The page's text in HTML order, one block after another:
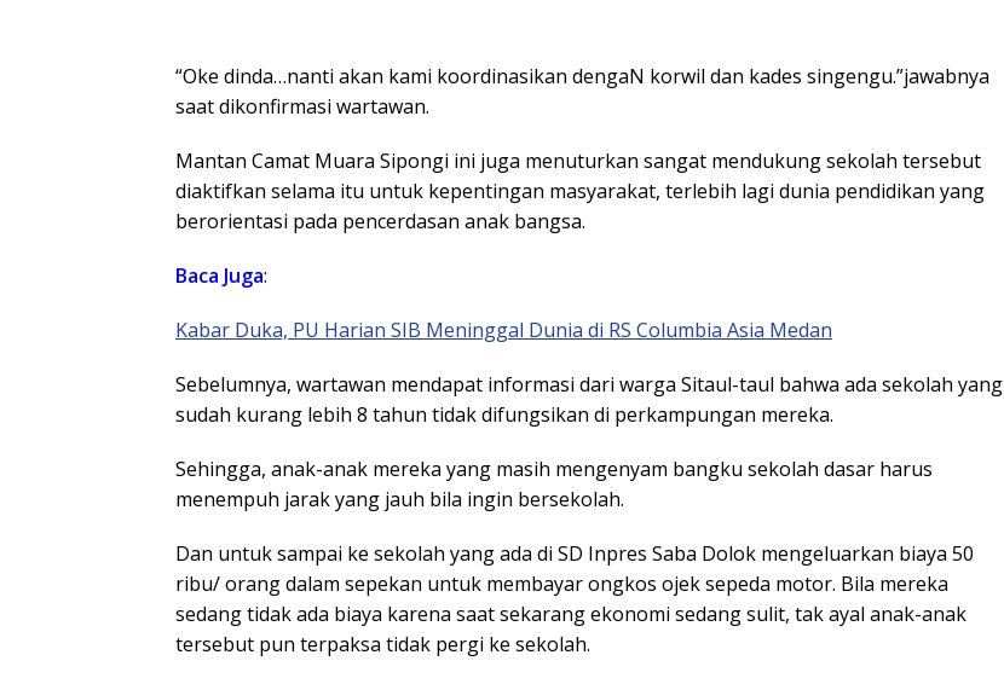
“Oke dinda…nanti akan kami koordinasikan dengaN korwil dan kades singengu.”jawabnya
saat dikonfirmasi wartawan.
Mantan Camat Muara Sipongi ini juga menuturkan sangat mendukung sekolah tersebut
diaktifkan selama itu untuk kepentingan masyarakat, terlebih lagi dunia pendidikan yang
berorientasi pada pencerdasan anak bangsa.
Baca Juga:
Kabar Duka, PU Harian SIB Meninggal Dunia di RS Columbia Asia Medan
Sebelumnya, wartawan mendapat informasi dari warga Sitaul-taul bahwa ada sekolah yang
sudah kurang lebih 8 tahun tidak difungsikan di perkampungan mereka.
Sehingga, anak-anak mereka yang masih mengenyam bangku sekolah dasar harus
menempuh jarak yang jauh bila ingin bersekolah.
Dan untuk sampai ke sekolah yang ada di SD Inpres Saba Dolok mengeluarkan biaya 50
ribu/ orang dalam sepekan untuk membayar ongkos ojek sepeda motor. Bila mereka
sedang tidak ada biaya karena saat sekarang ekonomi sedang sulit, tak ayal anak-anak
tersebut pun terpaksa tidak pergi ke sekolah.